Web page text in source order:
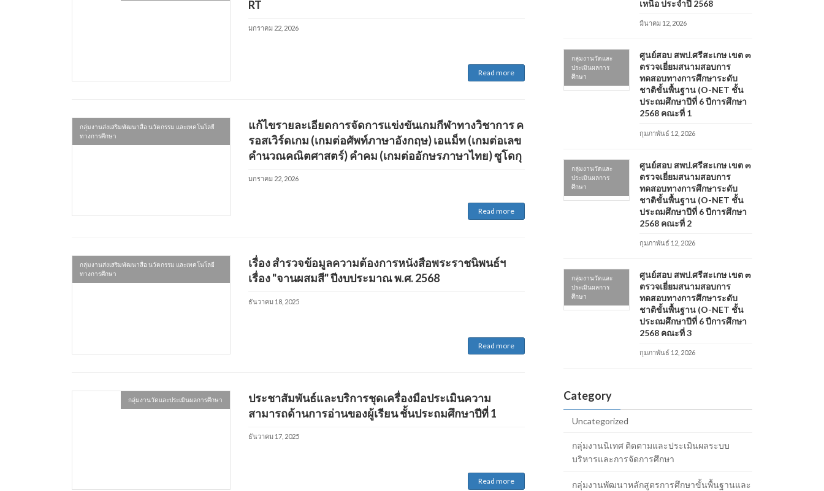
RT
มกราคม 22, 2026
Read more
กลุ่มงานส่งเสริมพัฒนาสื่อ นวัตกรรม และเทคโนโลยี
ทางการศึกษา
แก้ไขรายละเอียดการจัดการแข่งขันเกมกีฬาทางวิชาการ ค
รอสเวิร์ดเกม (เกมต่อศัพท์ภาษาอังกฤษ) เอแม็ท (เกมต่อเลข
คำนวณคณิตศาสตร์) คำคม (เกมต่ออักษรภาษาไทย) ซูโดกุ
มกราคม 22, 2026
Read more
กลุ่มงานส่งเสริมพัฒนาสื่อ นวัตกรรม และเทคโนโลยี
ทางการศึกษา
เรื่อง สำรวจข้อมูลความต้องการหนังสือพระราชนิพนธ์ฯ
เรื่อง "จานผสมสี" ปีงบประมาณ พ.ศ. 2568
ธันวาคม 18, 2025
Read more
กลุ่มงานวัดและประเมินผลการศึกษา
ประชาสัมพันธ์และบริการชุดเครื่องมือประเมินความ
สามารถด้านการอ่านของผู้เรียน ชั้นประถมศึกษาปีที่ 1
ธันวาคม 17, 2025
Read more
เหนือ ประจำปี 2568
มีนาคม 12, 2026
กลุ่มงานวัดและ
ประเมินผลการ
ศึกษา
ศูนย์สอบ สพป.ศรีสะเกษ เขต ๓
ตรวจเยี่ยมสนามสอบการ
ทดสอบทางการศึกษาระดับ
ชาติขั้นพื้นฐาน (O-NET ชั้น
ประถมศึกษาปีที่ 6 ปีการศึกษา
2568 คณะที่ 1
กุมภาพันธ์ 12, 2026
กลุ่มงานวัดและ
ประเมินผลการ
ศึกษา
ศูนย์สอบ สพป.ศรีสะเกษ เขต ๓
ตรวจเยี่ยมสนามสอบการ
ทดสอบทางการศึกษาระดับ
ชาติขั้นพื้นฐาน (O-NET ชั้น
ประถมศึกษาปีที่ 6 ปีการศึกษา
2568 คณะที่ 2
กุมภาพันธ์ 12, 2026
กลุ่มงานวัดและ
ประเมินผลการ
ศึกษา
ศูนย์สอบ สพป.ศรีสะเกษ เขต ๓
ตรวจเยี่ยมสนามสอบการ
ทดสอบทางการศึกษาระดับ
ชาติขั้นพื้นฐาน (O-NET ชั้น
ประถมศึกษาปีที่ 6 ปีการศึกษา
2568 คณะที่ 3
กุมภาพันธ์ 12, 2026
Category
Uncategorized
กลุ่มงานนิเทศ ติดตามและประเมินผลระบบ
บริหารและการจัดการศึกษา
กลุ่มงานพัฒนาหลักสูตรการศึกษาขั้นพื้นฐานและ